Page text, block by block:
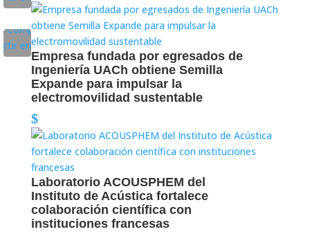
Empresa fundada por egresados de
Ingeniería UACh obtiene Semilla
Expande para impulsar la
electromovilidad sustentable
Laboratorio ACOUSPHEM del
Instituto de Acústica fortalece
colaboración científica con
instituciones francesas